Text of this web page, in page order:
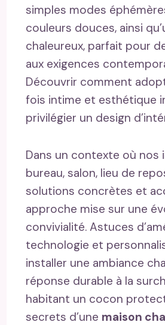
simples modes
couleurs douces, ainsi
chaleureux, parfait pour
aux exigences
Découvrir comment
fois intime et esthétique
privilégier un design
Dans un contexte où
bureau, salon, lieu de
solutions concrètes et
approche mise sur une
convivialité. Astuces
technologie et
installer une ambiance
réponse durable à la
habitant un cocon
secrets d’une maison